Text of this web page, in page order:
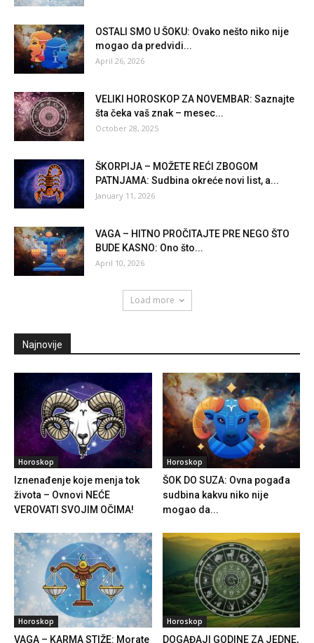
OSTALI SMO U ŠOKU: Ovako nešto niko nije
mogao da predvidi...
April 26, 2026
VELIKI HOROSKOP ZA NOVEMBAR: Saznajte
šta čeka vaš znak – mesec...
October 28, 2025
ŠKORPIJA – MOŽETE REĆI ZBOGOM
PATNJAMA: Sudbina okreće novi list, a...
January 11, 2026
VAGA – HITNO PROČITAJTE PRE NEGO ŠTO
BUDE KASNO: Ono što...
April 10, 2026
Load more
Najnovije
Horoskop
Iznenađenje koje menja tok
života – Ovnovi NEĆE
VEROVATI SVOJIM OČIMA!
Horoskop
ŠOK DO SUZA: Ovna pogađa
sudbina kakvu niko nije
mogao da...
Horoskop
VAGA – KARMA STIŽE: Morate
Horoskop
DOGAĐAJI GODINE ZA JEDNE,